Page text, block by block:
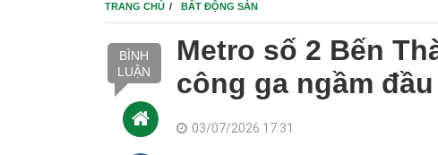
TRANG CHỦ BẤT ĐỘNG SẢN
BÌNH
LUẬN
Metro số 2 Bến
công ga ngầm
03/07/2026 17:31